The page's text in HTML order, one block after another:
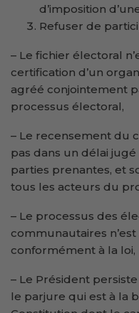
d’imposition
Refuser de
– Le fichier électoral
certification d’un
agréé conjointement
processus électoral,
– Le recensement du
pas dans un délai
parties prenantes, et
tous les acteurs du
– Le processus des
communautaires
conformément à la loi,
– Le Président
le parjure qui est à la